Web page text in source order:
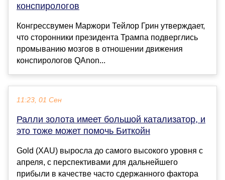
конспирологов
Конгрессвумен Маржори Тейлор Грин утверждает,
что сторонники президента Трампа подверглись
промыванию мозгов в отношении движения
конспирологов QAnon...
11:23, 01 Сен
Ралли золота имеет большой катализатор, и
это тоже может помочь Биткойн
Gold (XAU) выросла до самого высокого уровня с
апреля, с перспективами для дальнейшего
прибыли в качестве часто сдержанного фактора